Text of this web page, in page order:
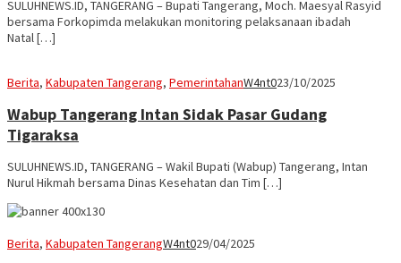
SULUHNEWS.ID, TANGERANG – Bupati Tangerang, Moch. Maesyal Rasyid
bersama Forkopimda melakukan monitoring pelaksanaan ibadah
Natal […]
Berita, Kabupaten Tangerang, PemerintahanW4nt023/10/2025
Wabup Tangerang Intan Sidak Pasar Gudang
Tigaraksa
SULUHNEWS.ID, TANGERANG – Wakil Bupati (Wabup) Tangerang, Intan
Nurul Hikmah bersama Dinas Kesehatan dan Tim […]
Berita, Kabupaten TangerangW4nt029/04/2025